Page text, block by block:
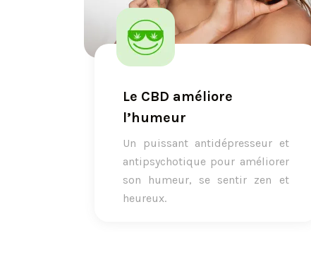
Le CBD améliore
l’humeur
Un puissant antidépresseur et
antipsychotique pour améliorer
son humeur, se sentir zen et
heureux.